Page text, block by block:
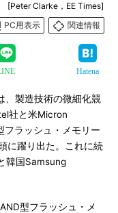
[Peter Clarke，EE Times]
PC用表示
関連情報
Hatena
、製造技術の微細化競
社と米Micron
ラッシュ・メモリー
に躍り出た。これに続
韓国Samsung
型フラッシュ・メ